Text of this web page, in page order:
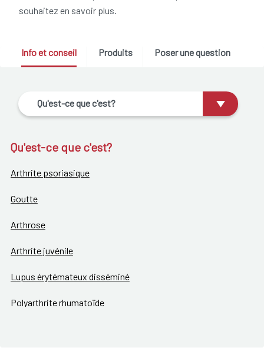
souhaitez en savoir plus.
Info et conseil Produits Poser une question
Qu'est-ce que c'est?
Qu'est-ce que c'est?
Arthrite psoriasique
Goutte
Arthrose
Arthrite juvénile
Lupus érytémateux disséminé
Polyarthrite rhumatoïde